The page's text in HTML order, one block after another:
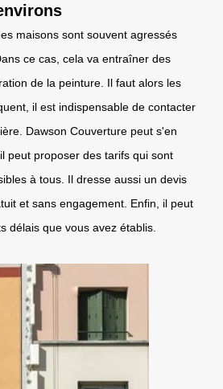
maisons sont souvent agressés
ce cas, cela va entraîner des
de la peinture. Il faut alors les
il est indispensable de contacter
Dawson Couverture peut s'en
peut proposer des tarifs qui sont
à tous. Il dresse aussi un devis
et sans engagement. Enfin, il peut
délais que vous avez établis.